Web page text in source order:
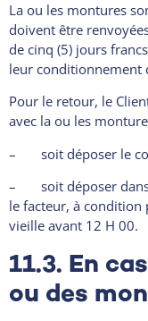
La ou les montures
doivent être
de cinq (5) jours
leur conditionnement
Pour le retour, le
avec la ou les
– soit déposer le
– soit déposer dans
le facteur, à condition
vieille avant 12 H 00.
11.3. En
ou des